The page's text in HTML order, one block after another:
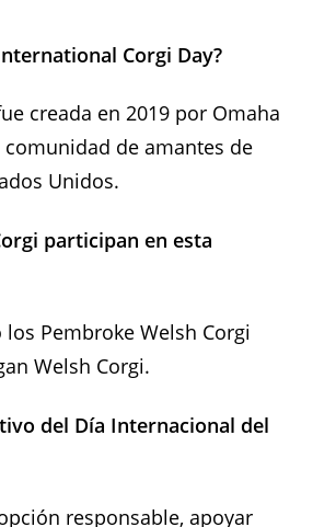
Corgi Day?
creada en 2019 por Omaha
comunidad de amantes de
Unidos.
participan en esta
Pembroke Welsh Corgi
Welsh Corgi.
del Día Internacional del
responsable, apoyar